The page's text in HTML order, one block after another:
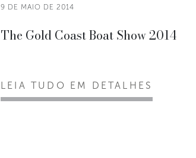
9 DE MAIO DE 2014
The Gold Coast Boat Show 2014
LEIA TUDO EM DETALHES